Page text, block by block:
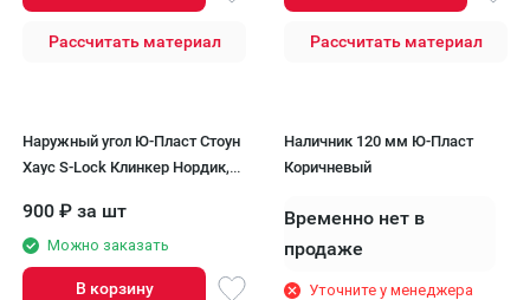
Рассчитать материал Рассчитать материал
Наружный угол Ю-Пласт Стоун
Хаус S-Lock Клинкер Нордик,
900 ₽ за шт
Можно заказать
В корзину
Наличник 120 мм Ю-Пласт
Коричневый
Временно нет в
продаже
Уточните у менеджера